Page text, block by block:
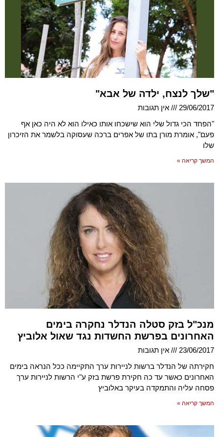
"שלך לנצח, ילדה של אבא"
29/06/2017
אין תגובות
"הפחד הכי גדול שלי הוא שישכחו אותו כאילו הוא לא היה כאן אף
פעם", אומרת מורן בתו של אפרים ברכה שעסוקה בלשמר את הזיכרון
שלו
המשך קריאה »
מנכ"ל בזק סטלה הנדלר נחקרה בימים
האחרונים בפרשת החשדות נגד שאול אלוביץ
23/06/2017
אין תגובות
חקירתה של הנדלר ברשות לניירות ערך התקיימה ככל הנראה בימים
האחרונים כאשר עד כה חקירת פרשת בזק ע"י הרשות לניירות ערך
פסחה עליה והתמקדה בעיקר באלוביץ
המשך קריאה »